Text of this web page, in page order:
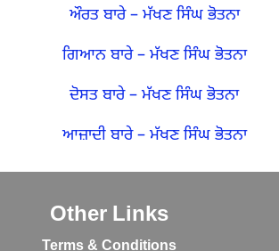
ਔਰਤ ਬਾਰੇ – ਮੱਖਣ ਸਿੰਘ ਭੋਤਨਾ
ਗਿਆਨ ਬਾਰੇ – ਮੱਖਣ ਸਿੰਘ ਭੋਤਨਾ
ਦੋਸਤ ਬਾਰੇ – ਮੱਖਣ ਸਿੰਘ ਭੋਤਨਾ
ਆਜ਼ਾਦੀ ਬਾਰੇ – ਮੱਖਣ ਸਿੰਘ ਭੋਤਨਾ
Other Links
Terms & Conditions